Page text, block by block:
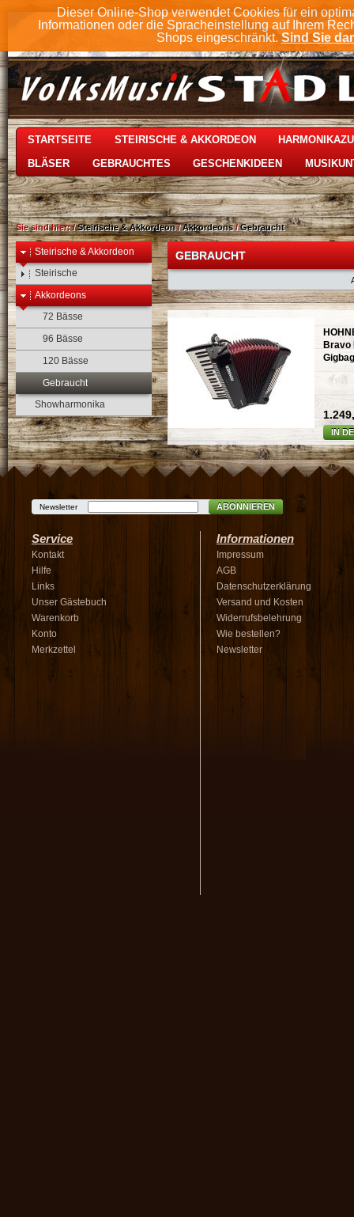
Dieser Online-Shop verwendet Cookies für ein
Informationen oder die Spracheinstellung auf Ihrem
Shops eingeschränkt. Sind Sie
STARTSEITE STEIRISCHE & AKKORDEON
BLÄSER GEBRAUCHTES GESCHENKIDEEN
Sie sind hier:/Steirische & Akkordeon/Akkordeons/Gebraucht
Steirische & Akkordeon
Steirische
Akkordeons
72 Bässe
96 Bässe
120 Bässe
Gebraucht
Showharmonika
GEBRAUCHT
Bravo
IN
Newsletter ABONNIEREN
Service
Kontakt
Hilfe
Links
Unser Gästebuch
Warenkorb
Konto
Merkzettel
Informationen
Impressum
AGB
Datenschutzerklärung
Versand und Kosten
Widerrufsbelehrung
Wie bestellen?
Newsletter